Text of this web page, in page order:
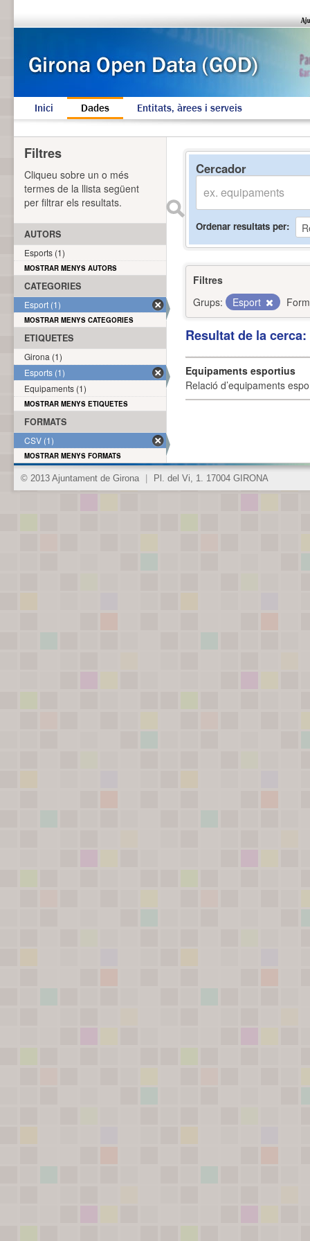
Inici Dades Entitats, àrees i serveis
Cercador
Ordenar resultats per
Filtres
Grups:
Esport
Resultat de la
Equipaments esportius
Relació d’equipaments
Filtres
Cliqueu sobre un o més
termes de la llista següent
per filtrar els resultats.
AUTORS
Esports (1)
MOSTRAR MENYS AUTORS
CATEGORIES
Esport (1)
MOSTRAR MENYS CATEGORIES
ETIQUETES
Girona (1)
Esports (1)
Equipaments (1)
MOSTRAR MENYS ETIQUETES
FORMATS
CSV (1)
MOSTRAR MENYS FORMATS
© 2013 Ajuntament de Girona Pl. del Vi, 1. 17004 GIRONA